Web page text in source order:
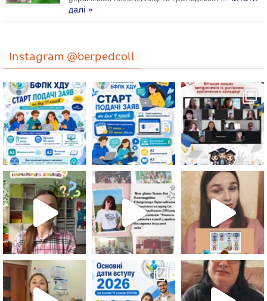
далі »
Instagram @berpedcoll